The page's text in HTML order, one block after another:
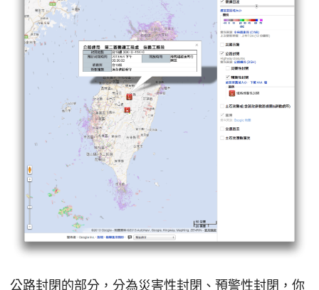
公路封閉的部分，分為災害性封閉、預警性封閉，你